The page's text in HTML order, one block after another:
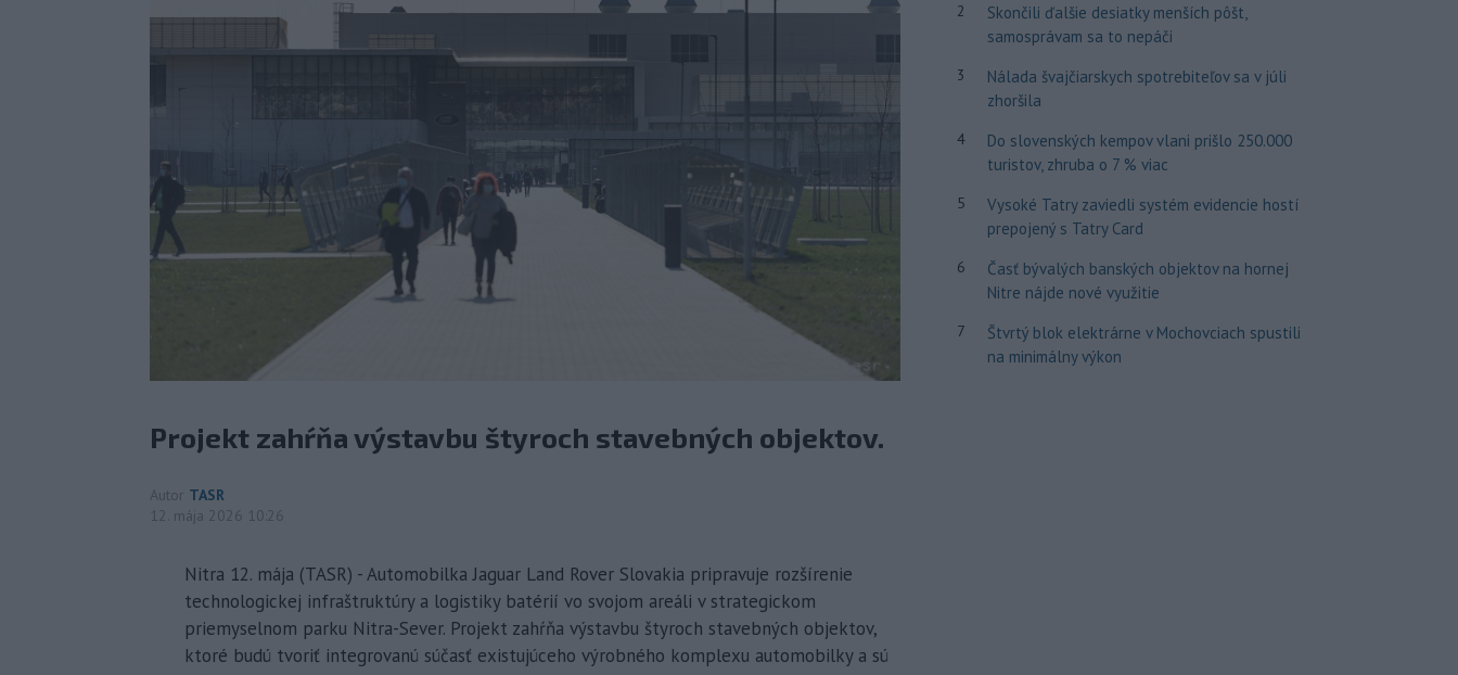
Projekt zahŕňa výstavbu štyroch stavebných objektov.
Autor TASR
12. mája 2026 10:26
Nitra 12. mája (TASR) - Automobilka Jaguar Land Rover Slovakia pripravuje rozšírenie
technologickej infraštruktúry a logistiky batérií vo svojom areáli v strategickom
priemyselnom parku Nitra-Sever. Projekt zahŕňa výstavbu štyroch stavebných objektov,
ktoré budú tvoriť integrovanú súčasť existujúceho výrobného komplexu automobilky a sú
2
Skončili ďalšie desiatky menších pôšt,
samosprávam sa to nepáči
3
Nálada švajčiarskych spotrebiteľov sa v júli
zhoršila
4
Do slovenských kempov vlani prišlo 250.000
turistov, zhruba o 7 % viac
5
Vysoké Tatry zaviedli systém evidencie hostí
prepojený s Tatry Card
6
Časť bývalých banských objektov na hornej
Nitre nájde nové využitie
7
Štvrtý blok elektrárne v Mochovciach spustili
na minimálny výkon